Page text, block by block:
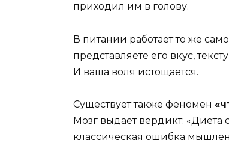
приходил им в голову.
В питании работает то же
представляете его вкус,
И ваша воля истощается.
Существует также феномен
Мозг выдает вердикт: «Диета
классическая ошибка